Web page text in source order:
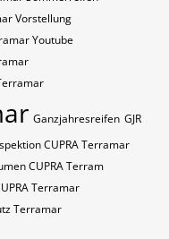
Vorstellung
Youtube
Ganzjahresreifen GJR
CUPRA Terramar
CUPRA Terram
Terramar
Terramar